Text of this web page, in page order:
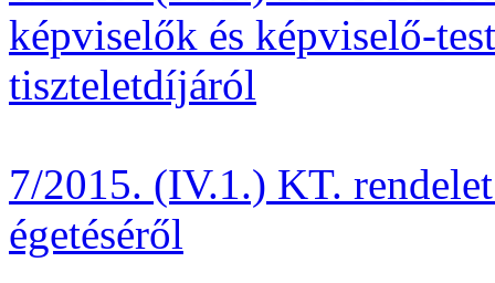
képviselők és képviselő-
tiszteletdíjáról
7/2015. (IV.1.) KT.
égetéséről